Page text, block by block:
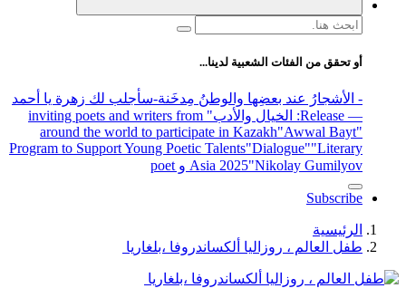
البحث
أو تحقق من الفئات الشعبية لدينا...
- الأشجارُ عند بعضِها والوطنُ مِدخَنة-سأجلب لك زهرة يا أحمد
— Release
: الخيال والأدب
" inviting poets and writers from
around the world to participate in Kazakh"Awwal Bayt"
Program to Support Young Poetic Talents"Dialogue""Literary
Asia 2025"Nikolay Gumilyov و poet
Subscribe
الرئيسية
طفل العالم ، روزاليا ألكساندروفا ،بلغاريا